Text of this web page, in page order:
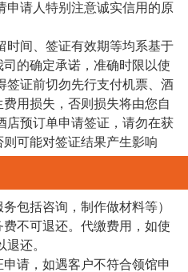
申请人特别注意诚实信用的原
时间、签证有效期等均系基于
的确定承诺，准确时限以使
签证前切勿先行支付机票、酒
用损失，否则损失将由您自
店预订单申请签证，请勿在获
可能对签证结果产生影响
包括咨询，制作做材料等）
不可退还。代缴费用，如使
还。
请，如遇客户不符合领馆申